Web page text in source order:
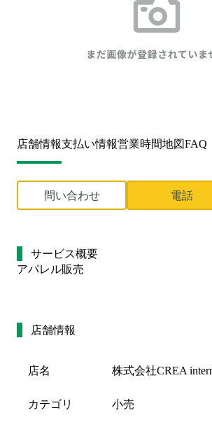
店舗情報支払い情報営業時間地図FAQ
問い合わせ 電話
サービス概要
アパレル販売
店舗情報
店名 株式会社CREA
カテゴリ 小売